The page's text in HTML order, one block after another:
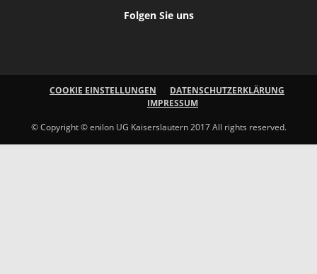
Folgen Sie uns
COOKIE EINSTELLUNGEN
DATENSCHUTZERKLÄRUNG
IMPRESSUM
© Copyright © enilon UG Kaiserslautern 2017 All rights reserved.